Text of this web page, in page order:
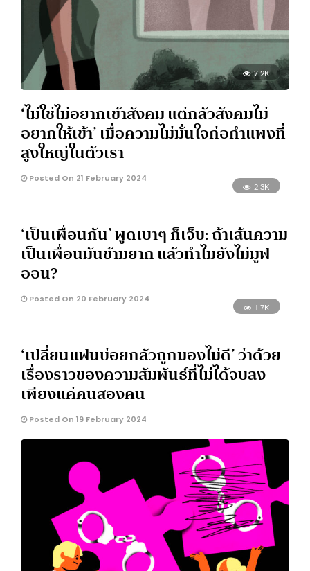
7.2K
‘ไม่ใช่ไม่อยากเข้าสังคม แต่กลัวสังคมไม่
อยากให้เข้า’ เมื่อความไม่มั่นใจก่อกำแพงที่
สูงใหญ่ในตัวเรา
Posted On 21 February 2024
2.3K
‘เป็นเพื่อนกัน’ พูดเบาๆ ก็เจ็บ: ถ้าเส้นความ
เป็นเพื่อนมันข้ามยาก แล้วทำไมยังไม่มูฟ
ออน?
Posted On 20 February 2024
1.7K
‘เปลี่ยนแฟนบ่อยกลัวถูกมองไม่ดี’ ว่าด้วย
เรื่องราวของความสัมพันธ์ที่ไม่ได้จบลง
เพียงแค่คนสองคน
Posted On 19 February 2024